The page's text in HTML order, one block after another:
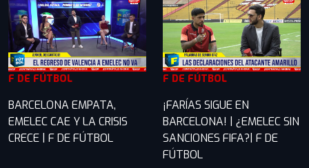
F DE FÚTBOL
BARCELONA EMPATA,
EMELEC CAE Y LA CRISIS
CRECE | F DE FÚTBOL
F DE FÚTBOL
¡FARÍAS SIGUE EN
BARCELONA! | ¿EMELEC SIN
SANCIONES FIFA?| F DE
FÚTBOL